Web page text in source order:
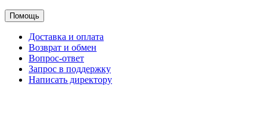
Помощь
Доставка и оплата
Возврат и обмен
Вопрос-ответ
Запрос в поддержку
Написать директору